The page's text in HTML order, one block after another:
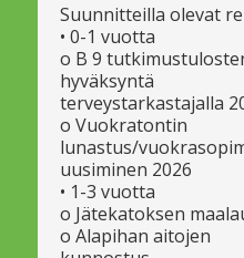
Suunnitteilla olevat
• 0-1 vuotta
o B 9
hyväksyntä
terveystarkastajalla
o Vuokratontin
lunastus/
uusiminen 2026
• 1-3 vuotta
o Jätekatoksen
o Alapihan aitojen